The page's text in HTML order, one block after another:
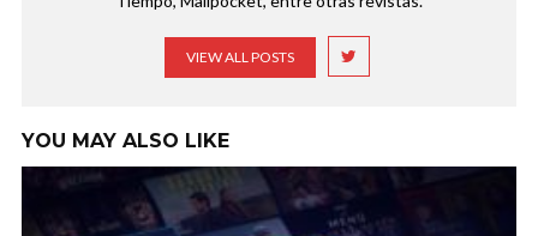
VIEW ALL POSTS
YOU MAY ALSO LIKE